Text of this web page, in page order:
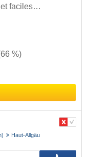
et faciles…
%)
Haut-Allgäu